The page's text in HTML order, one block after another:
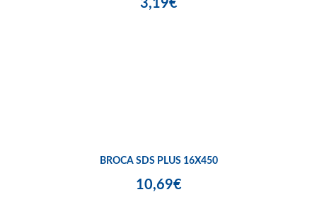
3,19€
BROCA SDS PLUS 16X450
10,69€